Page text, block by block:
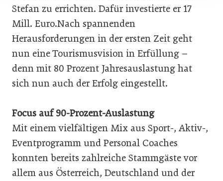
Stefan zu errichten. Dafür investierte er 17
Mill. Euro.Nach spannenden
Herausforderungen in der ersten Zeit geht
nun eine Tourismusvision in Erfüllung –
denn mit 80 Prozent Jahresauslastung hat
sich nun auch der Erfolg eingestellt.
Focus auf 90-Prozent-Auslastung
Mit einem vielfältigen Mix aus Sport-, Aktiv-,
Eventprogramm und Personal Coaches
konnten bereits zahlreiche Stammgäste vor
allem aus Österreich, Deutschland und der